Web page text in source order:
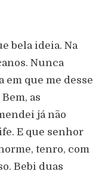
bela ideia. Na
Nunca
que me desse
as
já não
E que senhor
tenro, com
Bebi duas